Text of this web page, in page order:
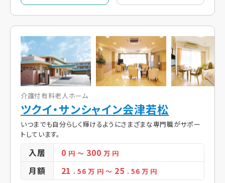
介護付有料老人ホーム
ツクイ・サンシャイン会津若松
いつまでも自分らしく輝けるようにさまざまな専門職がサポー
トしています。
入居 0 円 ～ 300万 円
月額 21 . 56万 円 ～ 25 . 56 万 円